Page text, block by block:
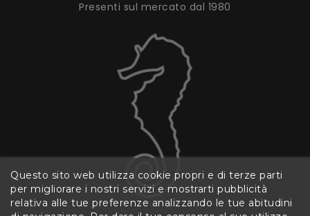
Presenti sul mercato dal 1980
Questo sito web utilizza cookie propri e di terze parti
per migliorare i nostri servizi e mostrarti pubblicità
relativa alle tue preferenze analizzando le tue abitudini